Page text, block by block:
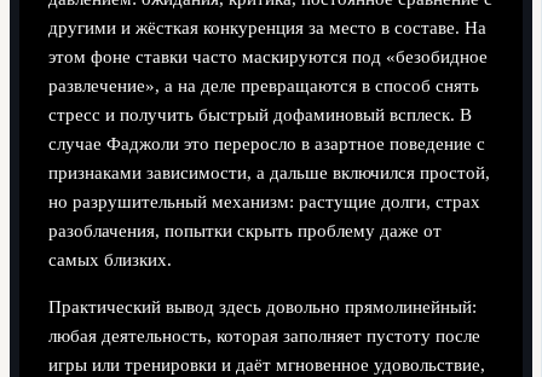
другими и жёсткая конкуренция за место в составе. На
этом фоне ставки часто маскируются под «безобидное
развлечение», а на деле превращаются в способ снять
стресс и получить быстрый дофаминовый всплеск. В
случае Фаджоли это переросло в азартное поведение с
признаками зависимости, а дальше включился простой,
но разрушительный механизм: растущие долги, страх
разоблачения, попытки скрыть проблему даже от
самых близких.
Практический вывод здесь довольно прямолинейный:
любая деятельность, которая заполняет пустоту после
игры или тренировки и даёт мгновенное удовольствие,